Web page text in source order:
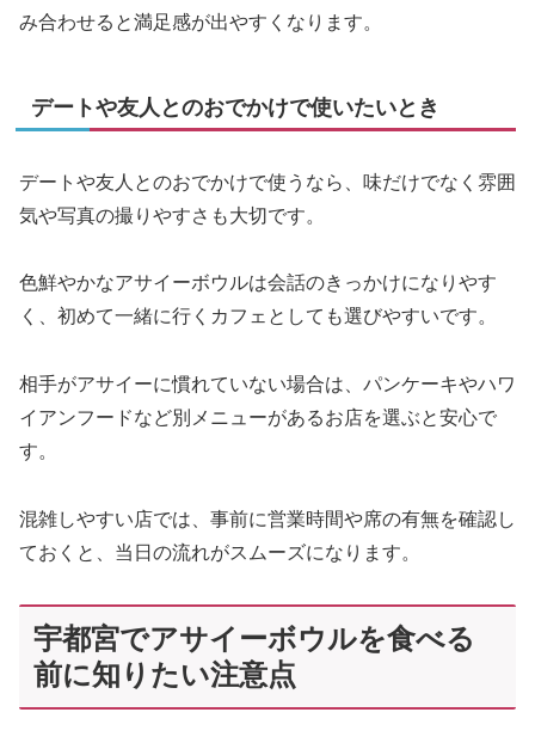
み合わせると満足感が出やすくなります。
デートや友人とのおでかけで使いたいとき
デートや友人とのおでかけで使うなら、味だけでなく雰囲
気や写真の撮りやすさも大切です。
色鮮やかなアサイーボウルは会話のきっかけになりやす
く、初めて一緒に行くカフェとしても選びやすいです。
相手がアサイーに慣れていない場合は、パンケーキやハワ
イアンフードなど別メニューがあるお店を選ぶと安心で
す。
混雑しやすい店では、事前に営業時間や席の有無を確認し
ておくと、当日の流れがスムーズになります。
宇都宮でアサイーボウルを食べる
前に知りたい注意点